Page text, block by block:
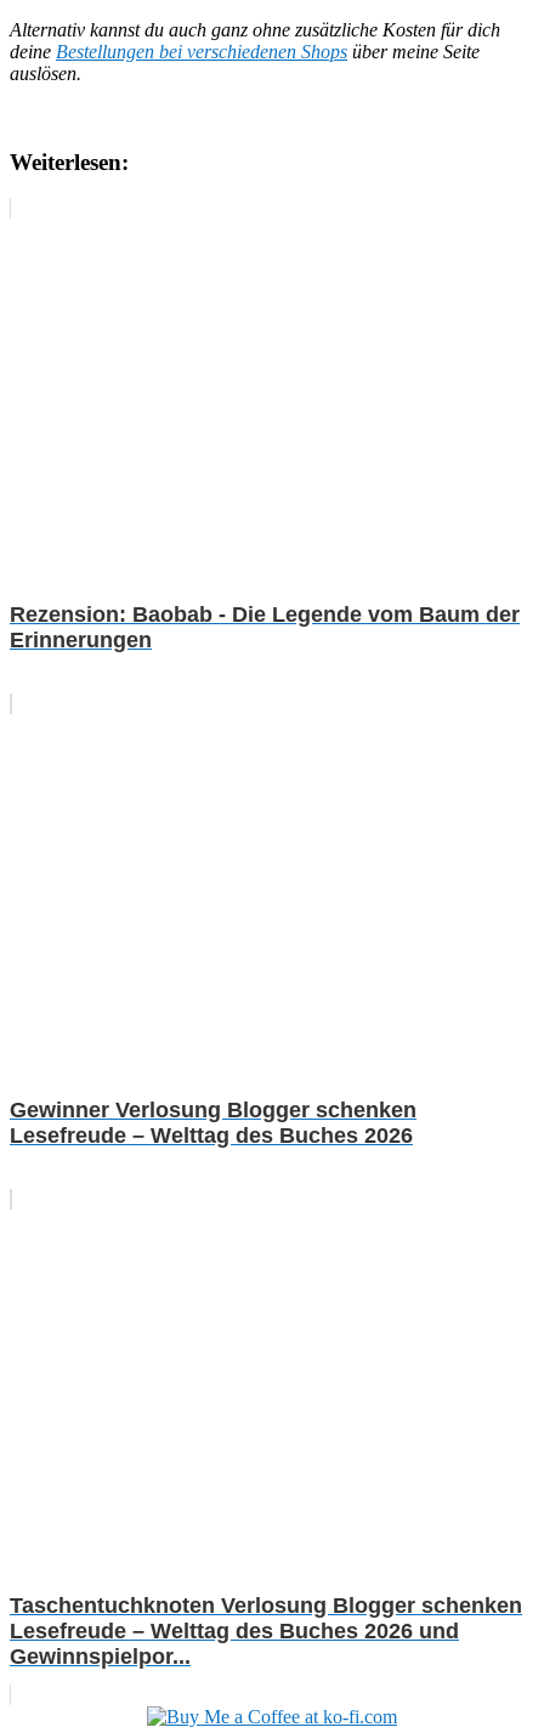
Alternativ kannst du auch ganz ohne zusätzliche Kosten für dich
deine Bestellungen bei verschiedenen Shops über meine Seite
auslösen.
Weiterlesen:
Rezension: Baobab - Die Legende vom Baum der
Erinnerungen
Gewinner Verlosung Blogger schenken
Lesefreude – Welttag des Buches 2026
Taschentuchknoten Verlosung Blogger schenken
Lesefreude – Welttag des Buches 2026 und
Gewinnspielpor...